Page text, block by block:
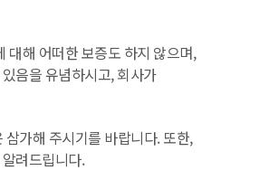
대해 어떠한 보증도 하지 않으며,
음을 유념하시고, 회사가
가해 주시기를 바랍니다. 또한,
려드립니다.